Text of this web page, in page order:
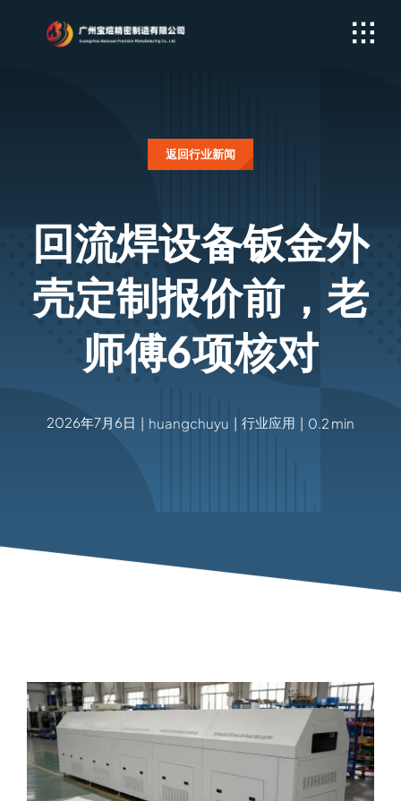
返回行业新闻
回流焊设备钣金外
壳定制报价前，老
师傅6项核对
2026年7月6日 | huangchuyu | 行业应用 | 0.2 min